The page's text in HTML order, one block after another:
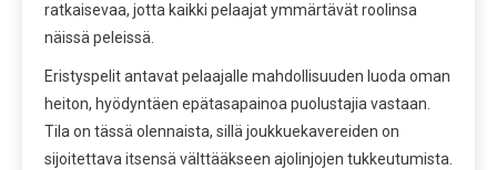
ratkaisevaa, jotta kaikki pelaajat ymmärtävät roolinsa
näissä peleissä.
Eristyspelit antavat pelaajalle mahdollisuuden luoda oman
heiton, hyödyntäen epätasapainoa puolustajia vastaan.
Tila on tässä olennaista, sillä joukkuekavereiden on
sijoitettava itsensä välttääkseen ajolinjojen tukkeutumista.